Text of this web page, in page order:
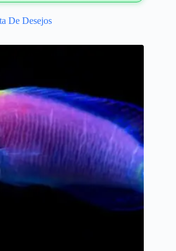
De Desejos